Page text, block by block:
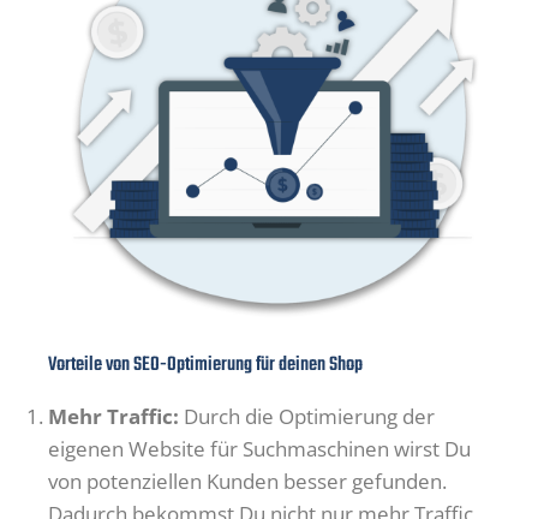
Vorteile von SEO-Optimierung für deinen Shop
Mehr Traffic: Durch die Optimierung der
eigenen Website für Suchmaschinen wirst Du
von potenziellen Kunden besser gefunden.
Dadurch bekommst Du nicht nur mehr Traffic,